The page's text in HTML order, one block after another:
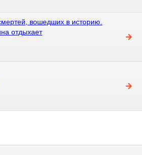
вошедших в историю.
отдыхает